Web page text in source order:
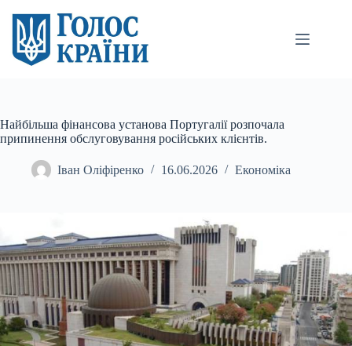
вмісту
Найбільша фінансова установа Португалії розпочала
припинення обслуговування російських клієнтів.
Іван Оліфіренко 16.06.2026 Економіка